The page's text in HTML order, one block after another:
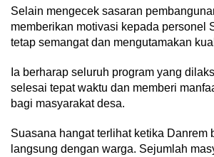
Selain mengecek sasaran
memberikan motivasi kepada personel
tetap semangat dan mengutamakan
Ia berharap seluruh program yang
selesai tepat waktu dan memberi
bagi masyarakat desa.
Suasana hangat terlihat ketika Danrem
langsung dengan warga. Sejumlah